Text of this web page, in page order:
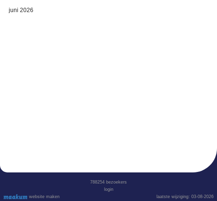
juni 2026
website maken
788254 bezoekers
login
laatste wijziging: 03-08-2026